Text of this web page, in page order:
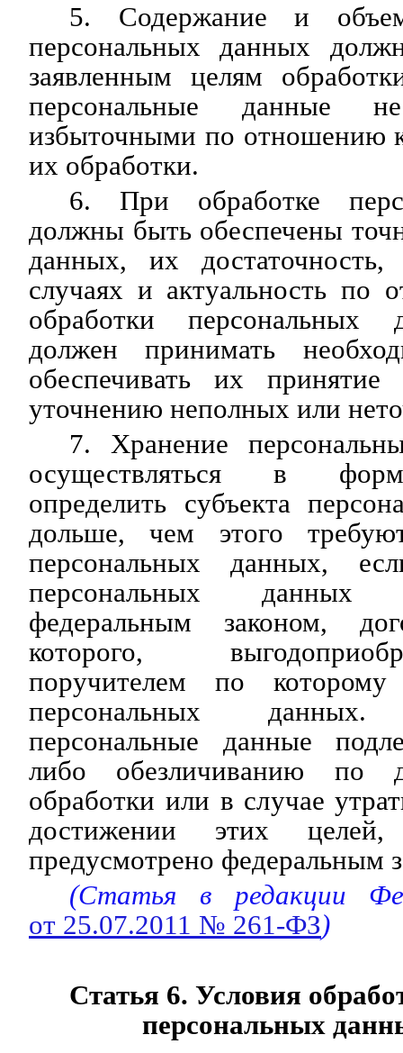
5. Содержание и
персональных данных
заявленным целям
персональные данные
избыточными по отношению
их обработки.
6. При обработке
должны быть обеспечены
данных, их
случаях и актуальность по
обработки персональных
должен принимать
обеспечивать их
уточнению неполных или
7. Хранение
осуществляться в
определить субъекта
дольше, чем этого
персональных данных,
персональных данных
федеральным законом,
которого,
поручителем по которому
персональных данных.
персональные данные
либо обезличиванию по
обработки или в случае
достижении этих
предусмотрено федеральным
(Статья в редакции
от 25.07.2011 № 261-ФЗ)
Статья 6. Условия
персональных